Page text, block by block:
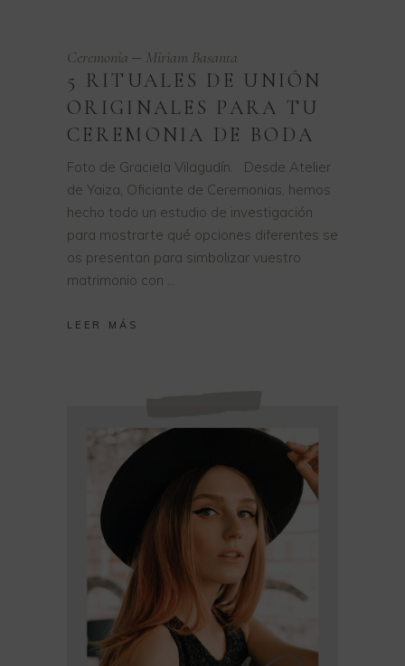
Ceremonia Miriam Basanta
5 RITUALES DE UNIÓN
ORIGINALES PARA TU
CEREMONIA DE BODA
Foto de Graciela Vilagudín. Desde Atelier
de Yaiza, Oficiante de Ceremonias, hemos
hecho todo un estudio de investigación
para mostrarte qué opciones diferentes se
os presentan para simbolizar vuestro
matrimonio con
LEER MÁS